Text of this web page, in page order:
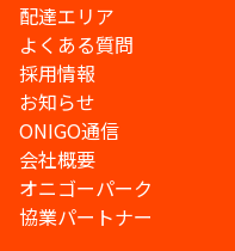
配達エリア
よくある質問
採用情報
お知らせ
ONIGO通信
会社概要
オニゴーパーク
協業パートナー